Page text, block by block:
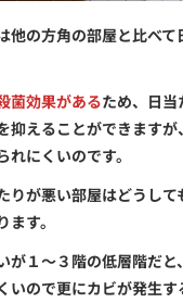
他の方角の部屋と比べて
菌効果があるため、日当
抑えることができます
れにくいのです。
りが悪い部屋はどうし
す。
が１～３階の低層階だ
いので更にカビが発生す